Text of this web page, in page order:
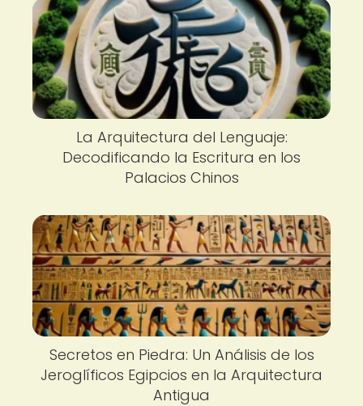
La Arquitectura del Lenguaje:
Decodificando la Escritura en los
Palacios Chinos
Secretos en Piedra: Un Análisis de los
Jeroglíficos Egipcios en la Arquitectura
Antigua